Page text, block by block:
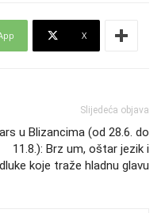
X
Slijedeća objava
u Blizancima (od 28.6. do
11.8.): Brz um, oštar jezik i
koje traže hladnu glavu